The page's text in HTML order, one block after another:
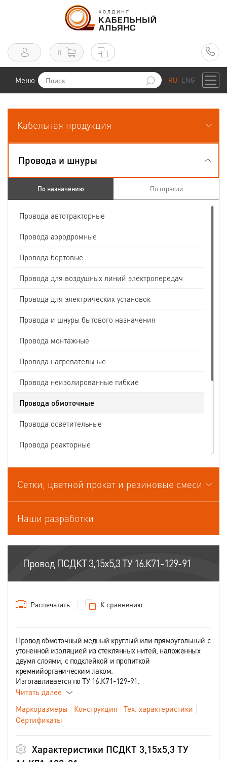
0
Меню RU ENG
Кабельная продукция
Провода и шнуры
По назначению По отрасли
Провода автотракторные
Провода аэродромные
Провода бортовые
Провода для воздушных линий электропередач
Провода для электрических установок
Провода и шнуры бытового назначения
Провода монтажные
Провода нагревательные
Провода неизолированные гибкие
Провода обмоточные
Провода осветительные
Провода реакторные
Провода связи
Провода силовые для стационарной прокладки
Провода термоэлектродные
Шнуры шахтные
Сетки, цветной прокат и резиновые смеси
Наши разработки
Провод ПСДКТ 3,15х5,3 ТУ 16.К71-129-91
Распечатать К сравнению
Провод обмоточный медный круглый или прямоугольный с
утоненной изоляцией из стеклянных нитей, наложенных
двумя слоями, с подклейкой и пропиткой
кремнийорганическим лаком.
Изготавливается по ТУ 16.К71-129-91.
Читать далее
Маркоразмеры
Конструкция
Тех. характеристики
Сертификаты
Характеристики ПСДКТ 3,15х5,3 ТУ